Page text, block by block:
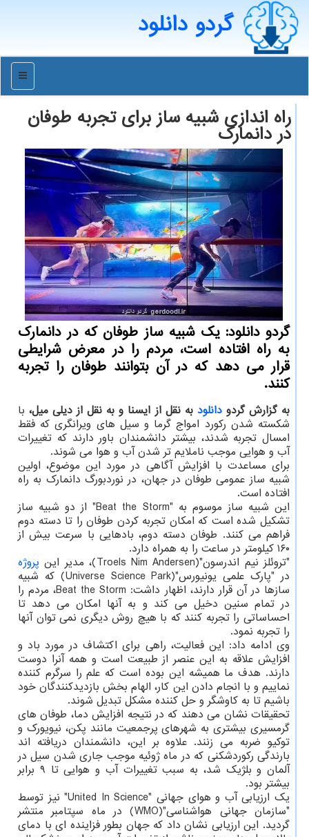
گردو دانلود
منو
راه اندازی شبیه ساز برای تجربه طوفان
در دانمارک
گردو دانلود: یک شبیه ساز طوفان که در دانمارک
به راه افتاده است، مردم را در معرض شرایطی
قرار می دهد که در آن بتوانند طوفان را تجربه
کنند.
به گزارش گردودانلود به نقل از ایسنا و به نقل از دیلی میل، با
شکسته شدن رکورد امواج گرما و سیل های ویرانگری که فقط
امسال تجربه شدند، بیشتر دانشمندان باور دارند که تغییرات
آب و هوایی موجب ناملایم تر شدن آب و هوا می شوند.
برای مساعدت با افزایش آگاهی در مورد این موضوع، اولین
شبیه ساز عمومی طوفان در جهان، در نوردبورگ دانمارک به راه
افتاده است.
این شبیه ساز موسوم به "Beat the Storm" از دو شبیه ساز
تشکیل شده است که امکان تجربه کردن طوفان را تا دسته دوم
فراهم می کنند. طوفان دسته دوم، بادهایی با سرعت بیش از
۱۶۰ کیلومتر در ساعت را به همراه دارد.
"تروئلز نیم اندرسون"(Troels Nim Andersen)، مدیر این
پروژه
در "پارک علمی یونیورس"(Universe Science Park) که شبیه
سازها در آن قرار دارند، اظهار داشت: Beat the Storm، مردم را
در تمام سنین دخیل می کند و به آنها امکان می دهد تا
احساساتی را تجربه کنند که با هیچ روش دیگری نمی توان آنها
را تجربه نمود.
وی ادامه داد: این فعالیت، راهی برای اکتشاف در مورد باد و
افزایش علاقه به این عنصر از طبیعت است و همه آنرا دوست
دارند. هدف ما همیشه این بوده است که علم را سرگرم کننده
نماییم و با انجام دادن این کار، الهام بخش بازدیدکنندگان خود
باشیم تا به کاوشگر و حل کننده مشکل تبدیل شوند.
تحقیقات نشان می دهند که در نتیجه افزایش دما، طوفان های
گرمسیری بیشتری به شهرهای پرجمعیت مانند پکن، نیویورک و
توکیو ضربه می زنند. علاوه بر این، دانشمندان دریافته اند
بارندگی رکوردشکنی که در ماه ژوئیه موجب جاری شدن سیل در
آلمان و بلژیک شد، به سبب تغییرات آب و هوایی تا ۹ برابر
بیشتر بود.
یک ارزیابی آب و هوای جهانی "United In Science" نیز توسط
"سازمان جهانی هواشناسی"(WMO) در ماه سپتامبر منتشر
گردید. این ارزیابی نشان داد که جهان بطور فزاینده ای با دمای